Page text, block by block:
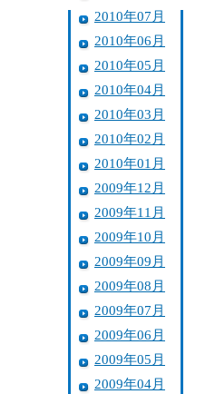
2010年07月
2010年06月
2010年05月
2010年04月
2010年03月
2010年02月
2010年01月
2009年12月
2009年11月
2009年10月
2009年09月
2009年08月
2009年07月
2009年06月
2009年05月
2009年04月